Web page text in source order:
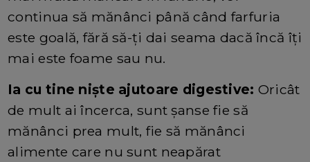
continua să mănânci până când farfuria
este goală, fără să-ți dai seama dacă încă îți
mai este foame sau nu.
Ia cu tine niște ajutoare digestive: Oricât
de mult ai încerca, sunt șanse fie să
mănânci prea mult, fie să mănânci
alimente care nu sunt neapărat